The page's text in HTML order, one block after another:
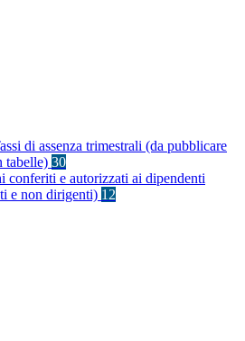
di assenza trimestrali (da pubblicare
tabelle) 30
conferiti e autorizzati ai dipendenti
e non dirigenti) 12